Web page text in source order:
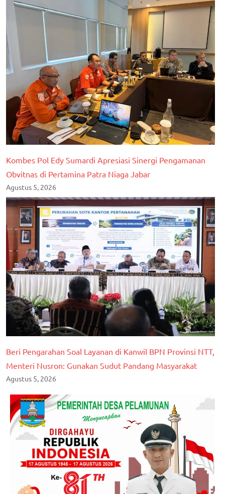
Kombes Pol Edy Sumardi Apresiasi Sinergi Pengamanan
Obvitnas di Pertamina Patra Niaga Jabar
Agustus 5, 2026
Beri Pengarahan Soal Layanan di Kanwil BPN Provinsi NTT,
Menteri Nusron: Gunakan Sudut Pandang Masyarakat
Agustus 5, 2026